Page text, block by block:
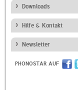
Downloads
Hilfe & Kontakt
Newsletter
PHONOSTAR AUF